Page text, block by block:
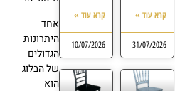
קרא עוד »
31/07/2026
קרא עוד »
10/07/2026
אחד
היתרונות
הגדולים
של הבלוג
הוא